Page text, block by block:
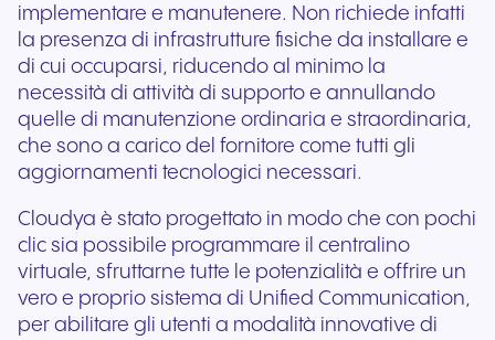
implementare e manutenere. Non richiede infatti
la presenza di infrastrutture fisiche da installare e
di cui occuparsi, riducendo al minimo la
necessità di attività di supporto e annullando
quelle di manutenzione ordinaria e straordinaria,
che sono a carico del fornitore come tutti gli
aggiornamenti tecnologici necessari.
Cloudya è stato progettato in modo che con pochi
clic sia possibile programmare il centralino
virtuale, sfruttarne tutte le potenzialità e offrire un
vero e proprio sistema di Unified Communication,
per abilitare gli utenti a modalità innovative di